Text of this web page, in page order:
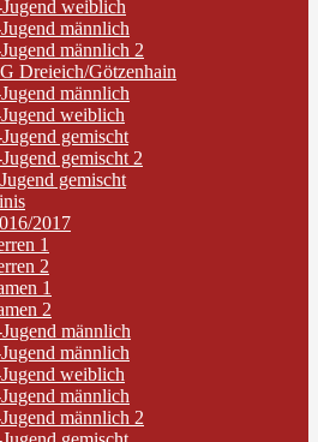
weiblich
männlich
männlich 2
Dreieich/Götzenhain
männlich
weiblich
gemischt
gemischt 2
gemischt
2017
1
2
1
2
männlich
männlich
weiblich
männlich
männlich 2